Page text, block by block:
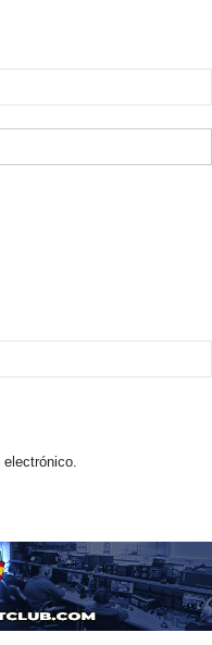
electrónico.